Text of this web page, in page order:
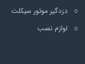
دزدگیر موتور سیکلت
لوازم نصب